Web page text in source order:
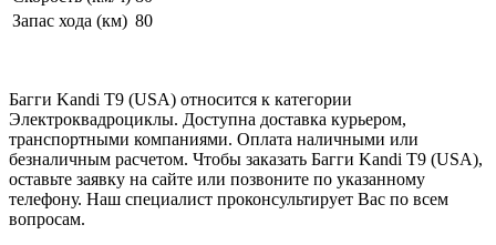
Запас хода (км) 80
Багги Kandi T9 (USA) относится к категории
Электроквадроциклы. Доступна доставка курьером,
транспортными компаниями. Оплата наличными или
безналичным расчетом. Чтобы заказать Багги Kandi T9 (USA),
оставьте заявку на сайте или позвоните по указанному
телефону. Наш специалист проконсультирует Вас по всем
вопросам.